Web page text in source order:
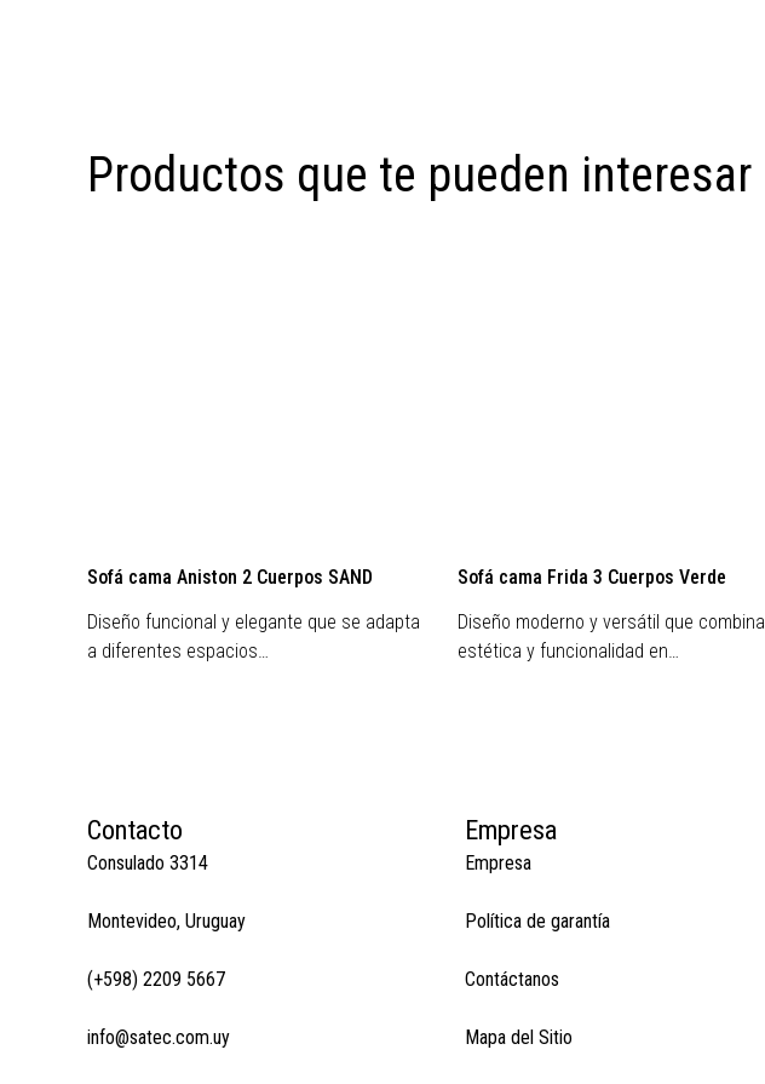
Productos que te pueden interesar
Sofá cama Aniston 2 Cuerpos SAND
Diseño funcional y elegante que se adapta
a diferentes espacios…
Sofá cama Frida 3 Cuerpos Verde
Diseño moderno y versátil que combina
estética y funcionalidad en…
Contacto
Consulado 3314
Montevideo, Uruguay
(+598) 2209 5667
info@satec.com.uy
Empresa
Empresa
Política de garantía
Contáctanos
Mapa del Sitio